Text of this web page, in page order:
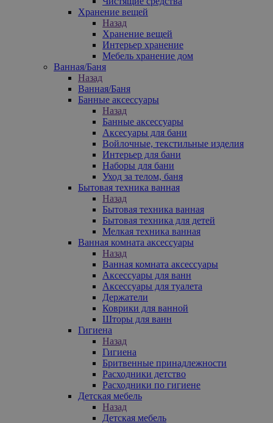
Хранение вещей
Назад
Хранение вещей
Интерьер хранение
Мебель хранение дом
Ванная/Баня
Назад
Ванная/Баня
Банные аксессуары
Назад
Банные аксессуары
Аксесуары для бани
Войлочные, текстильные изделия
Интерьер для бани
Наборы для бани
Уход за телом, баня
Бытовая техника ванная
Назад
Бытовая техника ванная
Бытовая техника для детей
Мелкая техника ванная
Ванная комната аксессуары
Назад
Ванная комната аксессуары
Аксессуары для ванн
Аксессуары для туалета
Держатели
Коврики для ванной
Шторы для ванн
Гигиена
Назад
Гигиена
Бритвенные принадлежности
Расходники детство
Расходники по гигиене
Детская мебель
Назад
Детская мебель